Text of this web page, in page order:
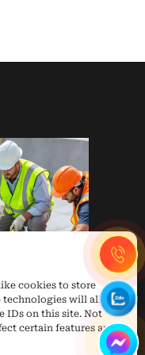
cookies to store
technologies will allow
IDs on this site. Not
certain features and